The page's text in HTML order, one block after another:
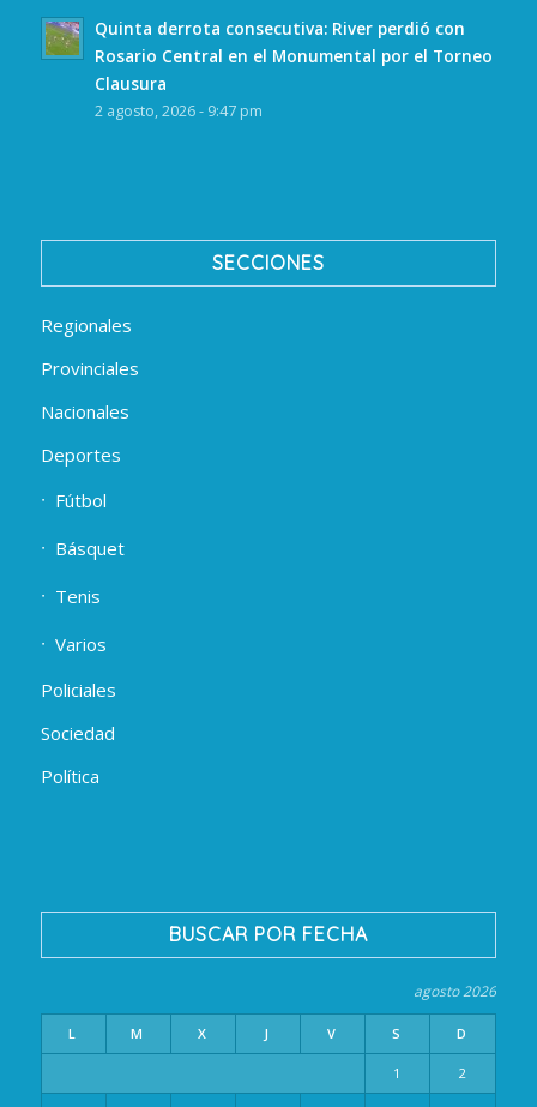
Quinta derrota consecutiva: River perdió con
Rosario Central en el Monumental por el Torneo
Clausura
2 agosto, 2026 - 9:47 pm
SECCIONES
Regionales
Provinciales
Nacionales
Deportes
Fútbol
Básquet
Tenis
Varios
Policiales
Sociedad
Política
BUSCAR POR FECHA
agosto 2026
L M X J V S D
1 2